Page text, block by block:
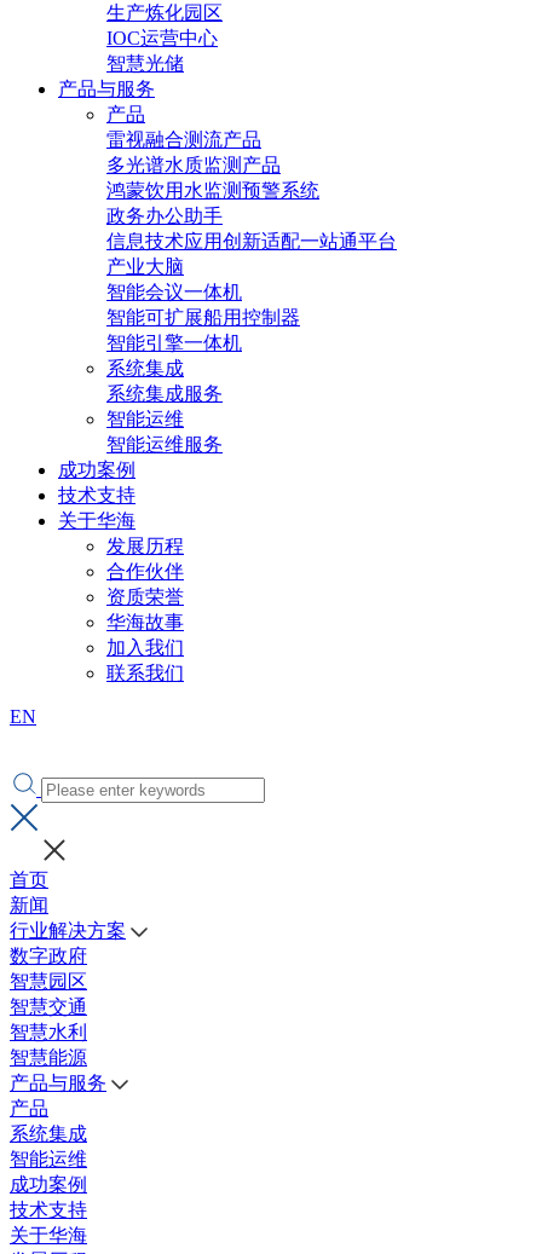
生产炼化园区
IOC运营中心
智慧光储
产品与服务
产品
雷视融合测流产品
多光谱水质监测产品
鸿蒙饮用水监测预警系统
政务办公助手
信息技术应用创新适配一站通平台
产业大脑
智能会议一体机
智能可扩展船用控制器
智能引擎一体机
系统集成
系统集成服务
智能运维
智能运维服务
成功案例
技术支持
关于华海
发展历程
合作伙伴
资质荣誉
华海故事
加入我们
联系我们
EN
首页
新闻
行业解决方案
数字政府
智慧园区
智慧交通
智慧水利
智慧能源
产品与服务
产品
系统集成
智能运维
成功案例
技术支持
关于华海